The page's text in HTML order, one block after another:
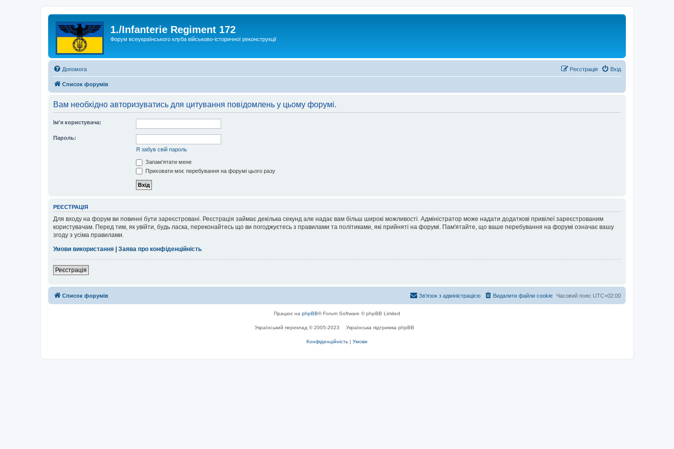
1./Infanterie Regiment 172
Форум всеукраїнського клуба військово-історичної реконструкції
Допомога Вхід
Реєстрація
Список форумів
Вам необхідно авторизуватись для цитування повідомлень у цьому форумі.
Ім'я користувача:
Пароль:
Я забув свій пароль
Запам'ятати мене
Приховати моє перебування на форумі цього разу
РЕЄСТРАЦІЯ
Для входу на форум ви повинні бути зареєстровані. Реєстрація займає декілька секунд але надає вам більш широкі можливості. Адміністратор може надати додаткові привілеї зареєстрованим
користувачам. Перед тим, як увійти, будь ласка, переконайтесь що ви погоджуєтесь з правилами та політиками, які прийняті на форумі. Пам'ятайте, що ваше перебування на форумі означає вашу
згоду з усіма правилами.
Умови використання | Заява про конфіденційність
Реєстрація
Список форумів Часовий пояс UTC+02:00
Видалити файли cookie
Зв'язок з адміністрацією
Працює на phpBB® Forum Software © phpBB Limited
Український переклад © 2005-2023 Українська підтримка phpBB
Конфіденційність | Умови